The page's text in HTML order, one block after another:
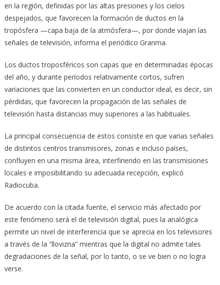
en la región, definidas por las altas presiones y los cielos
despejados, que favorecen la formación de ductos en la
tropósfera —capa baja de la atmósfera—, por donde viajan las
señales de televisión, informa el periódico Granma.
Los ductos troposféricos son capas que en determinadas épocas
del año, y durante períodos relativamente cortos, sufren
variaciones que las convierten en un conductor ideal, es decir, sin
pérdidas, que favorecen la propagación de las señales de
televisión hasta distancias muy superiores a las habituales.
La principal consecuencia de estos consiste en que varias señales
de distintos centros transmisores, zonas e incluso países,
confluyen en una misma área, interfiriendo en las transmisiones
locales e imposibilitando su adecuada recepción, explicó
Radiocuba.
De acuerdo con la citada fuente, el servicio más afectado por
este fenómeno será el de televisión digital, pues la analógica
permite un nivel de interferencia que se aprecia en los televisores
a través de la “llovizna” mientras que la digital no admite tales
degradaciones de la señal, por lo tanto, o se ve bien o no logra
verse.